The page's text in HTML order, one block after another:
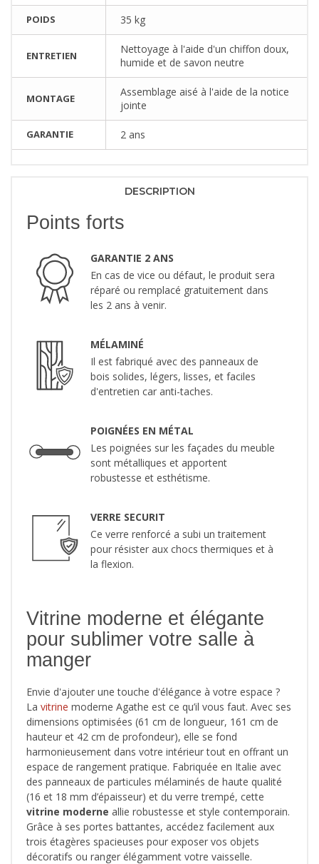
POIDS 35 kg
ENTRETIEN
Nettoyage à l'aide d'un chiffon doux,
humide et de savon neutre
MONTAGE
Assemblage aisé à l'aide de la notice
jointe
GARANTIE 2 ans
DESCRIPTION
Points forts
GARANTIE 2 ANS
En cas de vice ou défaut, le produit sera
réparé ou remplacé gratuitement dans
les 2 ans à venir.
MÉLAMINÉ
Il est fabriqué avec des panneaux de
bois solides, légers, lisses, et faciles
d'entretien car anti-taches.
POIGNÉES EN MÉTAL
Les poignées sur les façades du meuble
sont métalliques et apportent
robustesse et esthétisme.
VERRE SECURIT
Ce verre renforcé a subi un traitement
pour résister aux chocs thermiques et à
la flexion.
Vitrine moderne et élégante
pour sublimer votre salle à
manger
Envie d'ajouter une touche d'élégance à votre espace ?
La vitrine moderne Agathe est ce qu’il vous faut. Avec ses
dimensions optimisées (61 cm de longueur, 161 cm de
hauteur et 42 cm de profondeur), elle se fond
harmonieusement dans votre intérieur tout en offrant un
espace de rangement pratique. Fabriquée en Italie avec
des panneaux de particules mélaminés de haute qualité
(16 et 18 mm d’épaisseur) et du verre trempé, cette
vitrine moderne allie robustesse et style contemporain.
Grâce à ses portes battantes, accédez facilement aux
trois étagères spacieuses pour exposer vos objets
décoratifs ou ranger élégamment votre vaisselle.